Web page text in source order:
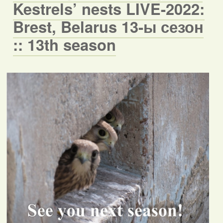
Kestrels’ nests LIVE-2022:
Brest, Belarus 13-ы сезон
:: 13th season